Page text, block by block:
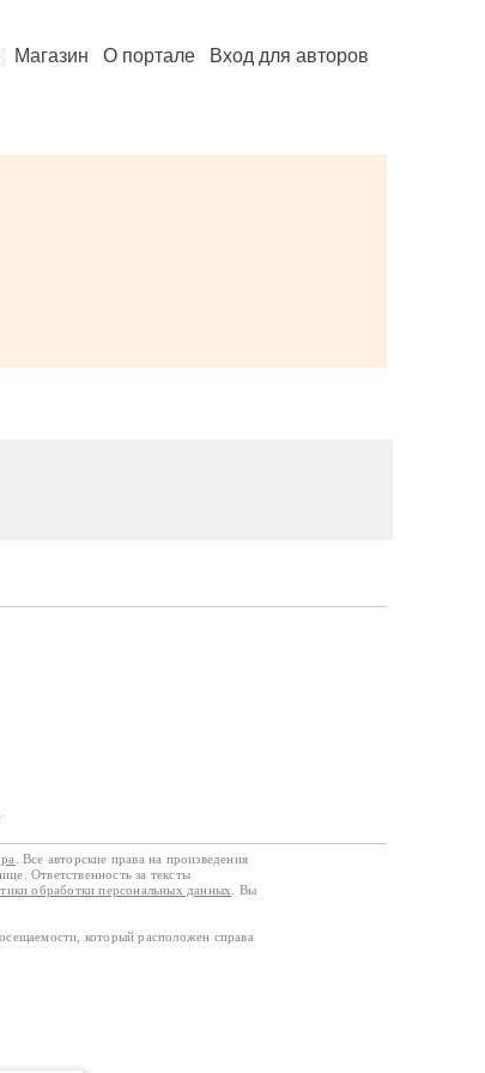
Магазин О портале Вход для авторов
. Все авторские права на произведения
Ответственность за тексты
обработки персональных данных
. Вы
который расположен справа